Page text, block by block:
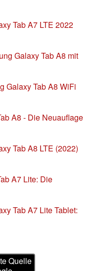
Tab A7 LTE 2022
Galaxy Tab A8 mit
Galaxy Tab A8 WiFi
A8 - Die Neuauflage
Tab A8 LTE (2022)
A7 Lite: Die
Tab A7 Lite Tablet:
Quelle